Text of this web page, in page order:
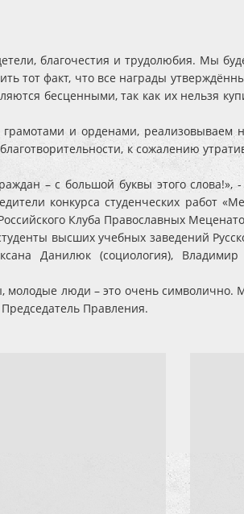
благочестия и трудолюбия. Мы
тот факт, что все награды
бесценными, так как их нельзя
и орденами, реализовываем
к сожалению
– с большой буквы этого слова!»,
конкурса студенческих работ
Клуба Православных
высших учебных заведений
Данилюк (социология), Владимир
люди – это очень символично.
Правления.